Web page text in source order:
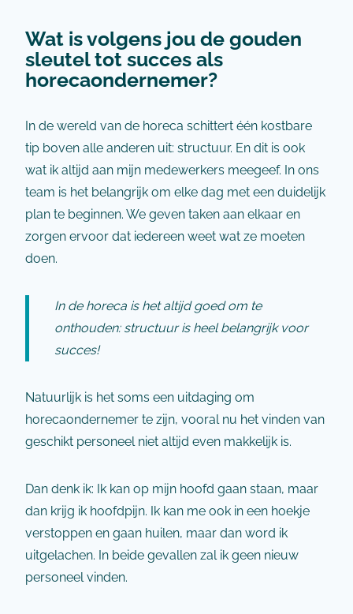
Wat is volgens jou de gouden
sleutel tot succes als
horecaondernemer?
In de wereld van de horeca schittert één kostbare
tip boven alle anderen uit: structuur. En dit is ook
wat ik altijd aan mijn medewerkers meegeef. In ons
team is het belangrijk om elke dag met een duidelijk
plan te beginnen. We geven taken aan elkaar en
zorgen ervoor dat iedereen weet wat ze moeten
doen.
In de horeca is het altijd goed om te
onthouden: structuur is heel belangrijk voor
succes!
Natuurlijk is het soms een uitdaging om
horecaondernemer te zijn, vooral nu het vinden van
geschikt personeel niet altijd even makkelijk is.
Dan denk ik: Ik kan op mijn hoofd gaan staan, maar
dan krijg ik hoofdpijn. Ik kan me ook in een hoekje
verstoppen en gaan huilen, maar dan word ik
uitgelachen. In beide gevallen zal ik geen nieuw
personeel vinden.